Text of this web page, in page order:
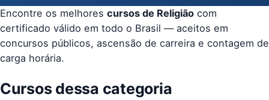
Encontre os melhores cursos de Religião com
certificado válido em todo o Brasil — aceitos em
concursos públicos, ascensão de carreira e contagem de
carga horária.
Cursos dessa categoria